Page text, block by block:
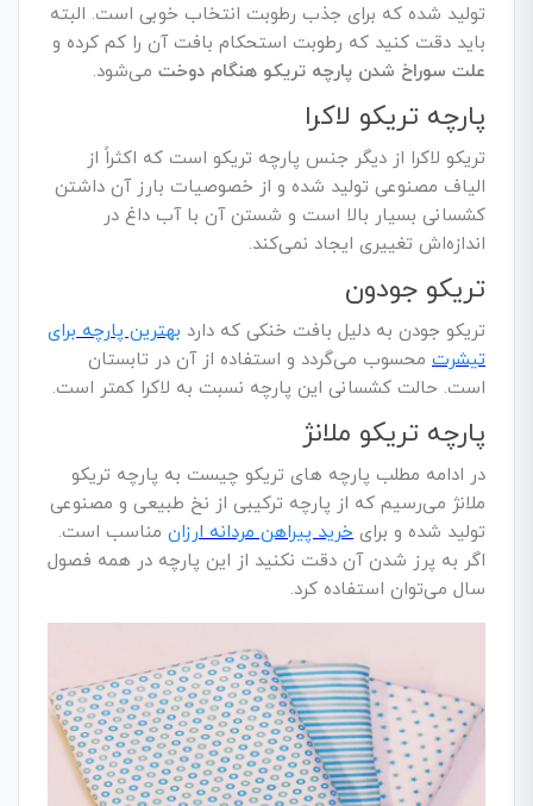
تولید شده که برای جذب رطوبت انتخاب خوبی است. البته
باید دقت کنید که رطوبت استحکام بافت آن را کم کرده و
علت سوراخ شدن پارچه تریکو هنگام دوخت می‌شود.
پارچه تریکو لاکرا
تریکو لاکرا از دیگر جنس پارچه تریکو است که اکثراً از
الیاف مصنوعی تولید شده و از خصوصیات بارز آن داشتن
کشسانی بسیار بالا است و شستن آن با آب داغ در
اندازه‌اش تغییری ایجاد نمی‌کند.
تریکو جودون
تریکو جودن به دلیل بافت خنکی که دارد بهترین پارچه برای
تیشرت محسوب می‌گردد و استفاده از آن در تابستان
است. حالت کشسانی این پارچه نسبت به لاکرا کمتر است.
پارچه تریکو ملانژ
در ادامه مطلب پارچه‌ های تریکو چیست به پارچه تریکو
ملانژ می‌رسیم که از پارچه ترکیبی از نخ طبیعی و مصنوعی
تولید شده و برای خرید پیراهن مردانه ارزان مناسب است.
اگر به پرز شدن آن دقت نکنید از این پارچه در همه فصول
سال می‌توان استفاده کرد.